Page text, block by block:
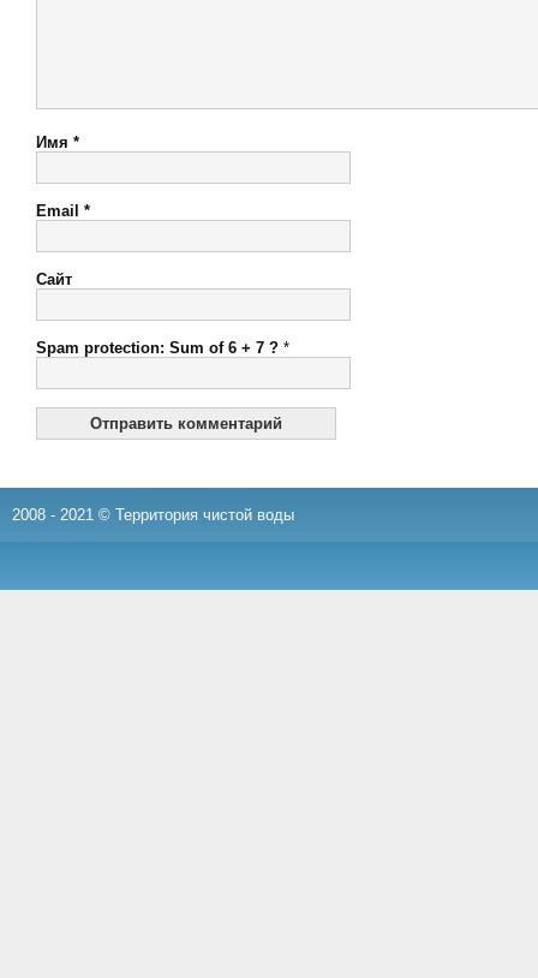
Имя *
Email *
Сайт
Spam protection: Sum of 6 + 7 ? *
2008 - 2021 © Территория чистой воды